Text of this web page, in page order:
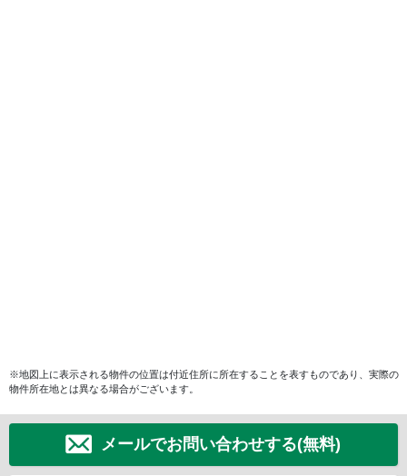
※地図上に表示される物件の位置は付近住所に所在することを表すものであり、実際の
物件所在地とは異なる場合がございます。
メールでお問い合わせする(無料)